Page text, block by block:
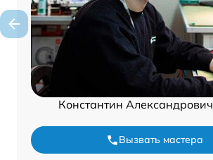
Константин
Вызвать мастера